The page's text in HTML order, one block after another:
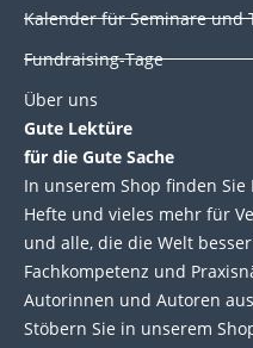
Kalender für Seminare und
Fundraising-Tage
Über uns
Gute Lektüre
für die Gute Sache
In unserem Shop finden Sie
Hefte und vieles mehr für
und alle, die die Welt
Fachkompetenz und
Autorinnen und Autoren
Stöbern Sie in unserem